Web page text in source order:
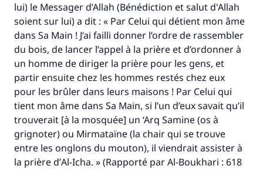
lui) le Messager d’Allah (Bénédiction et salut d'Allah
soient sur lui) a dit : « Par Celui qui détient mon âme
dans Sa Main ! J’ai failli donner l’ordre de rassembler
du bois, de lancer l’appel à la prière et d’ordonner à
un homme de diriger la prière pour les gens, et
partir ensuite chez les hommes restés chez eux
pour les brûler dans leurs maisons ! Par Celui qui
tient mon âme dans Sa Main, si l’un d’eux savait qu’il
trouverait [à la mosquée] un ‘Arq Samine(os à
grignoter) ou Mirmataïne(la chair qui se trouve
entre les onglons du mouton), il viendrait assister à
la prière d’Al-Icha. » (Rapporté par Al-Boukhari : 618